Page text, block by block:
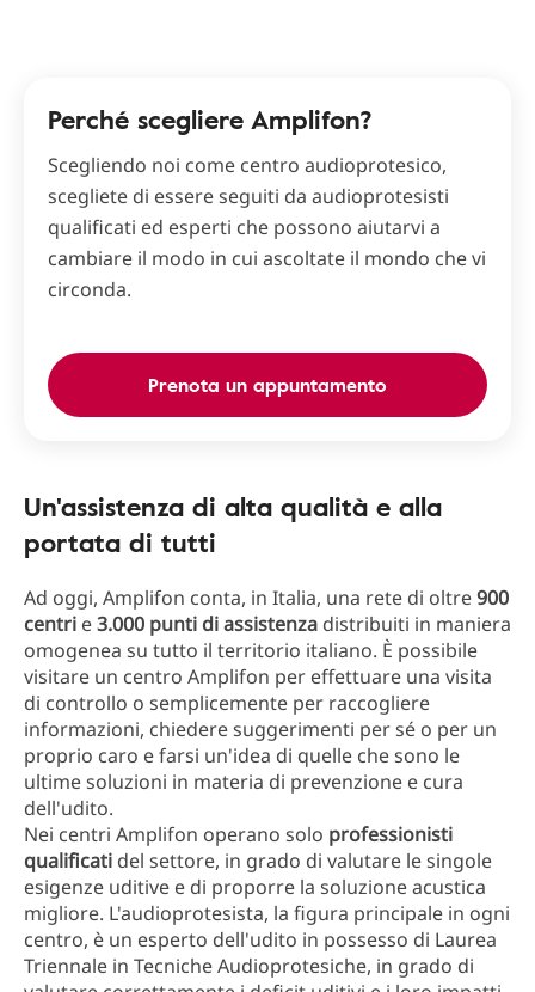
Perché scegliere Amplifon?
Scegliendo noi come centro audioprotesico,
scegliete di essere seguiti da audioprotesisti
qualificati ed esperti che possono aiutarvi a
cambiare il modo in cui ascoltate il mondo che vi
circonda.
Prenota un appuntamento
Un'assistenza di alta qualità e alla
portata di tutti
Ad oggi, Amplifon conta, in Italia, una rete di oltre900
centri e3.000 punti di assistenza distribuiti in maniera
omogenea su tutto il territorio italiano. È possibile
visitare un centro Amplifon per effettuare una visita
di controllo o semplicemente per raccogliere
informazioni, chiedere suggerimenti per sé o per un
proprio caro e farsi un'idea di quelle che sono le
ultime soluzioni in materia di prevenzione e cura
dell'udito.
Nei centri Amplifon operano solo professionisti
qualificati del settore, in grado di valutare le singole
esigenze uditive e di proporre la soluzione acustica
migliore. L'audioprotesista, la figura principale in ogni
centro, è un esperto dell'udito in possesso di Laurea
Triennale in Tecniche Audioprotesiche, in grado di